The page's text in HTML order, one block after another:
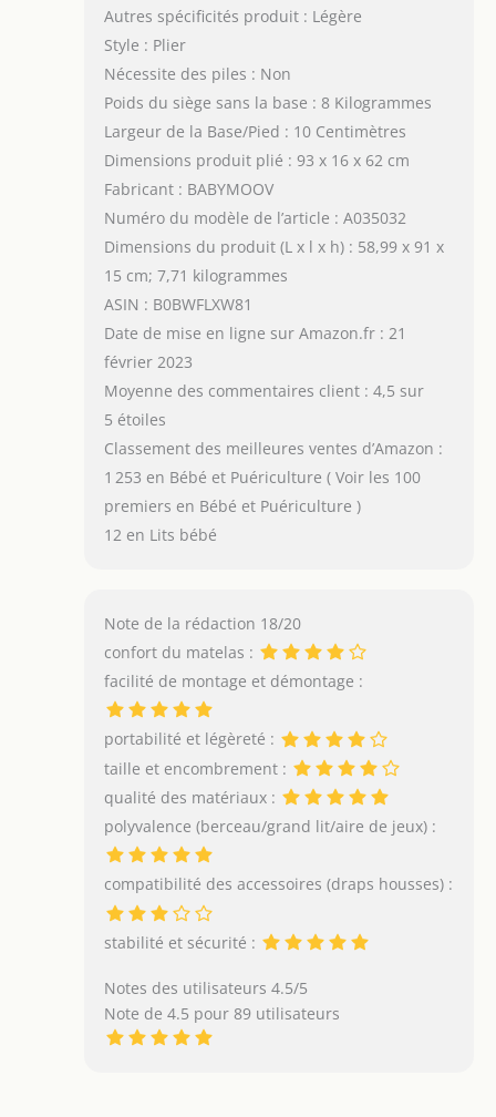
Autres spécificités produit : Légère
Style : Plier
Nécessite des piles : Non
Poids du siège sans la base : 8 Kilogrammes
Largeur de la Base/Pied : 10 Centimètres
Dimensions produit plié : 93 x 16 x 62 cm
Fabricant : BABYMOOV
Numéro du modèle de l’article : A035032
Dimensions du produit (L x l x h) : 58,99 x 91 x
15 cm; 7,71 kilogrammes
ASIN : B0BWFLXW81
Date de mise en ligne sur Amazon.fr : 21
février 2023
Moyenne des commentaires client : 4,5 sur
5 étoiles
Classement des meilleures ventes d’Amazon :
1 253 en Bébé et Puériculture ( Voir les 100
premiers en Bébé et Puériculture )
12 en Lits bébé
Note de la rédaction 18/20
confort du matelas :
facilité de montage et démontage :
portabilité et légèreté :
taille et encombrement :
qualité des matériaux :
polyvalence (berceau/grand lit/aire de jeux) :
compatibilité des accessoires (draps housses) :
stabilité et sécurité :
Notes des utilisateurs 4.5/5
Note de 4.5 pour 89 utilisateurs